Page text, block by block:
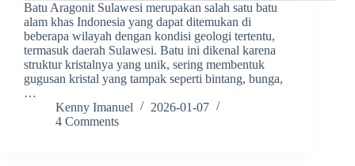
Batu Aragonit Sulawesi merupakan salah satu batu
alam khas Indonesia yang dapat ditemukan di
beberapa wilayah dengan kondisi geologi tertentu,
termasuk daerah Sulawesi. Batu ini dikenal karena
struktur kristalnya yang unik, sering membentuk
gugusan kristal yang tampak seperti bintang, bunga,
…
Kenny Imanuel
2026-01-07
4 Comments